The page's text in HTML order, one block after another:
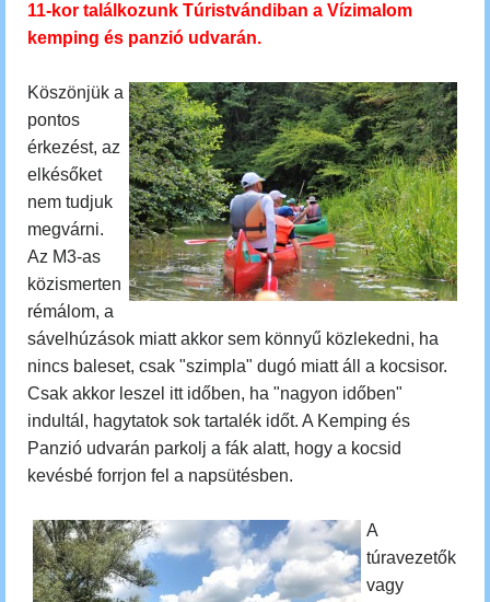
11-kor találkozunk Túristvándiban a Vízimalom
kemping és panzió udvarán.
Köszönjük a
pontos
érkezést, az
elkésőket
nem tudjuk
megvárni.
Az M3-as
közismerten
rémálom, a
sávelhúzások miatt akkor sem könnyű közlekedni, ha
nincs baleset, csak "szimpla" dugó miatt áll a kocsisor.
Csak akkor leszel itt időben, ha "nagyon időben"
indultál, hagytatok sok tartalék időt. A Kemping és
Panzió udvarán parkolj a fák alatt, hogy a kocsid
kevésbé forrjon fel a napsütésben.
A
túravezetők
vagy